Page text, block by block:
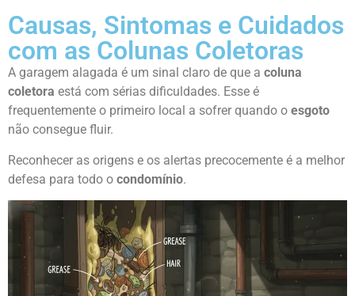
Causas, Sintomas e Cuidados
com as Colunas Coletoras
A garagem alagada é um sinal claro de que a coluna
coletora está com sérias dificuldades. Esse é
frequentemente o primeiro local a sofrer quando o esgoto
não consegue fluir.
Reconhecer as origens e os alertas precocemente é a melhor
defesa para todo o condomínio.